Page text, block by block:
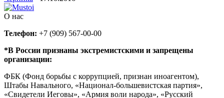
О нас
Телефон: +7 (909) 567-00-00
*В России признаны экстремистскими и запрещены
организации:
ФБК (Фонд борьбы с коррупцией, признан иноагентом),
Штабы Навального, «Национал-большевистская партия»,
«Свидетели Иеговы», «Армия воли народа», «Русский